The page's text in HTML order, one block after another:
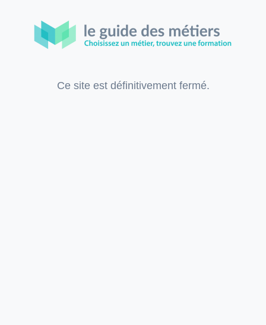
Ce site est définitivement fermé.